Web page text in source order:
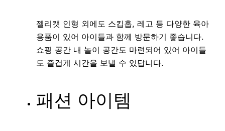
젤리캣 인형 외에도 스킵홉, 레고 등 다양한 육아
용품이 있어 아이들과 함께 방문하기 좋습니다.
쇼핑 공간 내 놀이 공간도 마련되어 있어 아이들
도 즐겁게 시간을 보낼 수 있답니다.
패션 아이템